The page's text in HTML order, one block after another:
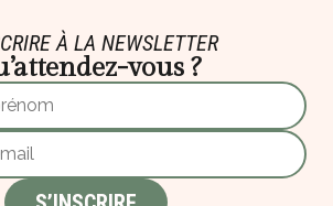
À LA NEWSLETTER
vous ?